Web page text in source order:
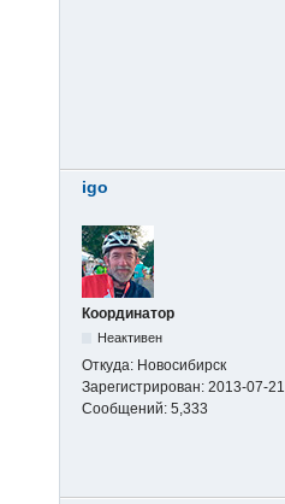
igo
Координатор
Неактивен
Откуда: Новосибирск
Зарегистрирован: 2013-07-21
Сообщений: 5,333